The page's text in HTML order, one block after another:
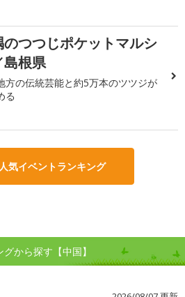
のつつじポケットマルシ
島根県
方の伝統芸能と約5万本のツツジが
る
気イベントランキング
から探す【中国】